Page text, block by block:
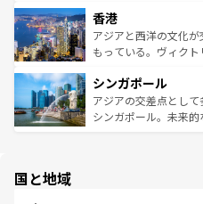
とつ。フォーやバイン
ひ現地で味わいたい
が旅行者を迎えてく
参照してほしい。
の活気が交差している
帯で自然と触れ合い
いビーチでリゾート
激する。気候は一年中
が待っている。親し
た文化、そして多様
香港
アジアと西洋の文化
もっている。ヴィク
み、どこを訪れても感
ており、効率よく見
うな絶景から文化的
シンガポール
アジアの交差点とし
シンガポール。未来
国と地域